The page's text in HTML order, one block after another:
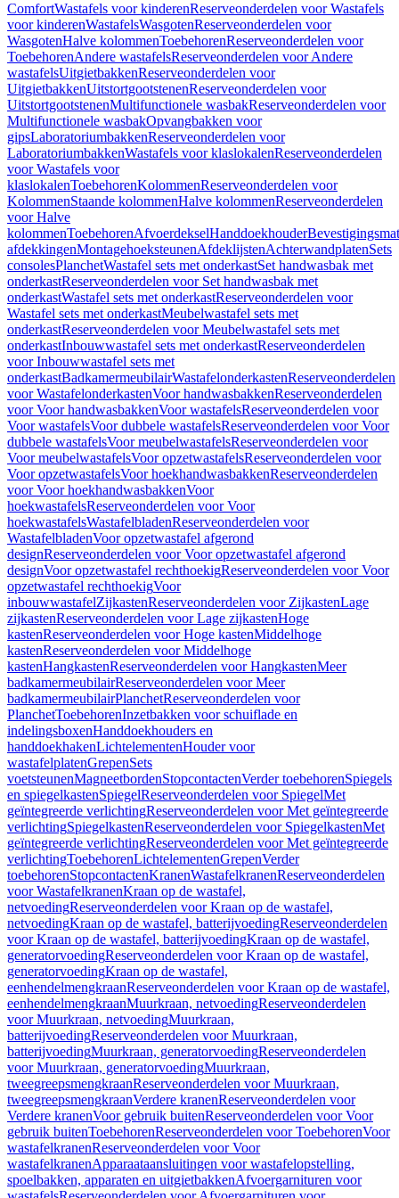
ComfortWastafels voor kinderenReserveonderdelen voor Wastafels
voor kinderenWastafelsWasgotenReserveonderdelen voor
WasgotenHalve kolommenToebehorenReserveonderdelen voor
ToebehorenAndere wastafelsReserveonderdelen voor Andere
wastafelsUitgietbakkenReserveonderdelen voor
UitgietbakkenUitstortgootstenenReserveonderdelen voor
UitstortgootstenenMultifunctionele wasbakReserveonderdelen voor
Multifunctionele wasbakOpvangbakken voor
gipsLaboratoriumbakkenReserveonderdelen voor
LaboratoriumbakkenWastafels voor klaslokalenReserveonderdelen
voor Wastafels voor
klaslokalenToebehorenKolommenReserveonderdelen voor
KolommenStaande kolommenHalve kolommenReserveonderdelen
voor Halve
kolommenToebehorenAfvoerdekselHanddoekhouder
afdekkingenMontagehoeksteunenAfdeklijstenAchterwandplatenSets
consolesPlanchetWastafel sets met onderkastSet handwasbak met
onderkastReserveonderdelen voor Set handwasbak met
onderkastWastafel sets met onderkastReserveonderdelen voor
Wastafel sets met onderkastMeubelwastafel sets met
onderkastReserveonderdelen voor Meubelwastafel sets met
onderkastInbouwwastafel sets met onderkastReserveonderdelen
voor Inbouwwastafel sets met
onderkastBadkamermeubilairWastafelonderkastenReserveonderdelen
voor WastafelonderkastenVoor handwasbakkenReserveonderdelen
voor Voor handwasbakkenVoor wastafelsReserveonderdelen voor
Voor wastafelsVoor dubbele wastafelsReserveonderdelen voor Voor
dubbele wastafelsVoor meubelwastafelsReserveonderdelen voor
Voor meubelwastafelsVoor opzetwastafelsReserveonderdelen voor
Voor opzetwastafelsVoor hoekhandwasbakkenReserveonderdelen
voor Voor hoekhandwasbakkenVoor
hoekwastafelsReserveonderdelen voor Voor
hoekwastafelsWastafelbladenReserveonderdelen voor
WastafelbladenVoor opzetwastafel afgerond
designReserveonderdelen voor Voor opzetwastafel afgerond
designVoor opzetwastafel rechthoekigReserveonderdelen voor Voor
opzetwastafel rechthoekigVoor
inbouwwastafelZijkastenReserveonderdelen voor ZijkastenLage
zijkastenReserveonderdelen voor Lage zijkastenHoge
kastenReserveonderdelen voor Hoge kastenMiddelhoge
kastenReserveonderdelen voor Middelhoge
kastenHangkastenReserveonderdelen voor HangkastenMeer
badkamermeubilairReserveonderdelen voor Meer
badkamermeubilairPlanchetReserveonderdelen voor
PlanchetToebehorenInzetbakken voor schuiflade en
indelingsboxenHanddoekhouders en
handdoekhakenLichtelementenHouder voor
wastafelplatenGrepenSets
voetsteunenMagneetbordenStopcontactenVerder toebehorenSpiegels
en spiegelkastenSpiegelReserveonderdelen voor SpiegelMet
geïntegreerde verlichtingReserveonderdelen voor Met geïntegreerde
verlichtingSpiegelkastenReserveonderdelen voor SpiegelkastenMet
geïntegreerde verlichtingReserveonderdelen voor Met geïntegreerde
verlichtingToebehorenLichtelementenGrepenVerder
toebehorenStopcontactenKranenWastafelkranenReserveonderdelen
voor WastafelkranenKraan op de wastafel,
netvoedingReserveonderdelen voor Kraan op de wastafel,
netvoedingKraan op de wastafel, batterijvoedingReserveonderdelen
voor Kraan op de wastafel, batterijvoedingKraan op de wastafel,
generatorvoedingReserveonderdelen voor Kraan op de wastafel,
generatorvoedingKraan op de wastafel,
eenhendelmengkraanReserveonderdelen voor Kraan op de wastafel,
eenhendelmengkraanMuurkraan, netvoedingReserveonderdelen
voor Muurkraan, netvoedingMuurkraan,
batterijvoedingReserveonderdelen voor Muurkraan,
batterijvoedingMuurkraan, generatorvoedingReserveonderdelen
voor Muurkraan, generatorvoedingMuurkraan,
tweegreepsmengkraanReserveonderdelen voor Muurkraan,
tweegreepsmengkraanVerdere kranenReserveonderdelen voor
Verdere kranenVoor gebruik buitenReserveonderdelen voor Voor
gebruik buitenToebehorenReserveonderdelen voor ToebehorenVoor
wastafelkranenReserveonderdelen voor Voor
wastafelkranenApparaataansluitingen voor wastafelopstelling,
spoelbakken, apparaten en uitgietbakkenAfvoergarnituren voor